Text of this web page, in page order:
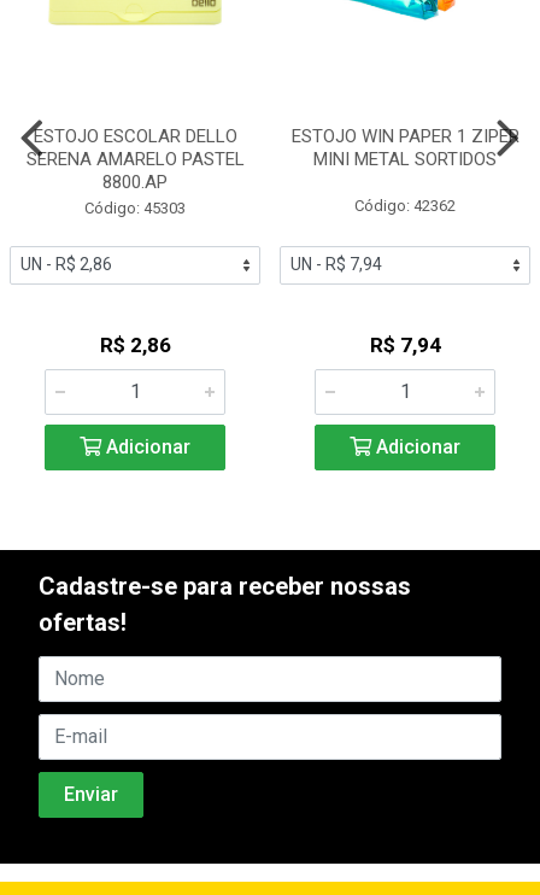
ESTOJO ESCOLAR DELLO
SERENA AMARELO PASTEL
8800.AP
Código: 45303
R$ 2,86
Adicionar
ESTOJO WIN PAPER 1 ZIPER
MINI METAL SORTIDOS
Código: 42362
R$ 7,94
Adicionar
Cadastre-se para receber nossas
ofertas!